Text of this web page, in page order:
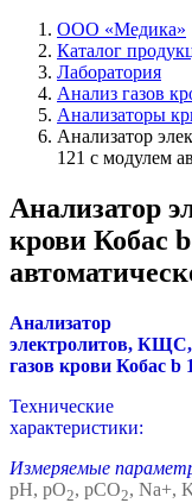
ООО «Медика»
Каталог
Лаборатория
Анализ газов
Анализаторы
Анализатор
121 с модулем
Анализатор
крови Кобас
Анализатор
электролитов, КЩС,
газов крови Кобас b
Технические
характеристики:
Измеряемые
рН, рО2, рСО2, Na+,